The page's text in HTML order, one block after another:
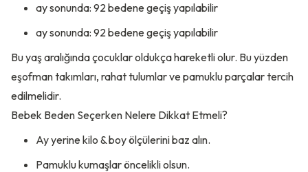
ay sonunda: 92 bedene geçiş yapılabilir
ay sonunda: 92 bedene geçiş yapılabilir
Bu yaş aralığında çocuklar oldukça hareketli olur. Bu yüzden
eşofman takımları, rahat tulumlar ve pamuklu parçalar tercih
edilmelidir.
Bebek Beden Seçerken Nelere Dikkat Etmeli?
Ay yerine kilo & boy ölçülerini baz alın.
Pamuklu kumaşlar öncelikli olsun.